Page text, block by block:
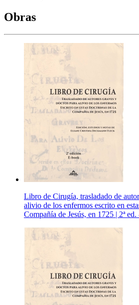
Obras
Libro de Cirugía, trasladado de
alivio de los enfermos escrito en
Compañía de Jesús, en 1725 | 2ª